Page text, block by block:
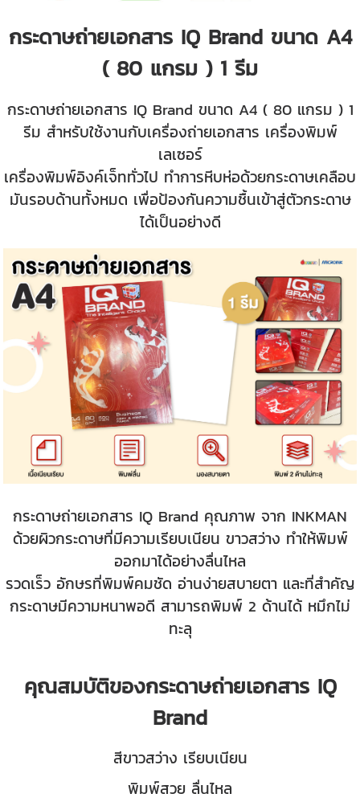
กระดาษถ่ายเอกสาร IQ Brand ขนาด A4
( 80 แกรม ) 1 รีม
กระดาษถ่ายเอกสาร IQ Brand ขนาด A4 ( 80 แกรม ) 1
รีม สำหรับใช้งานกับเครื่องถ่ายเอกสาร เครื่องพิมพ์
เลเซอร์
เครื่องพิมพ์อิงค์เจ็ททั่วไป ทำการหีบห่อด้วยกระดาษเคลือบ
มันรอบด้านทั้งหมด เพื่อป้องกันความชื้นเข้าสู่ตัวกระดาษ
ได้เป็นอย่างดี
กระดาษถ่ายเอกสาร IQ Brand คุณภาพ จาก INKMAN
ด้วยผิวกระดาษที่มีความเรียบเนียน ขาวสว่าง ทำให้พิมพ์
ออกมาได้อย่างลื่นไหล
รวดเร็ว อักษรที่พิมพ์คมชัด อ่านง่ายสบายตา และที่สำคัญ
กระดาษมีความหนาพอดี สามารถพิมพ์ 2 ด้านได้ หมึกไม่
ทะลุ
คุณสมบัติของกระดาษถ่ายเอกสาร IQ
Brand
สีขาวสว่าง เรียบเนียน
พิมพ์สวย ลื่นไหล